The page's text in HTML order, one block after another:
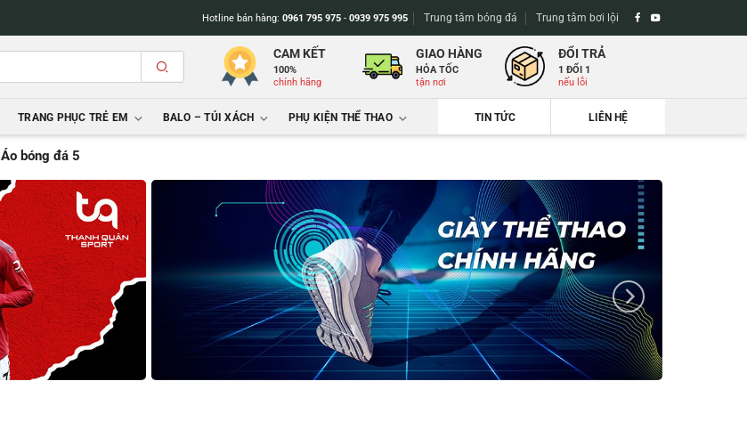
Hotline bán hàng: 0961 795 975- 0939 975 995 Trung tâm bóng đá Trung tâm bơi lội
CAM KẾT
100%
chính hãng
GIAO HÀNG
HỎA TỐC
tận nơi
ĐỔI TRẢ
1 ĐỔI 1
nếu lỗi
TRANG PHỤC TRẺ EM BALO – TÚI XÁCH PHỤ KIỆN THỂ THAO TIN TỨC LIÊN HỆ
Áo bóng đá 5